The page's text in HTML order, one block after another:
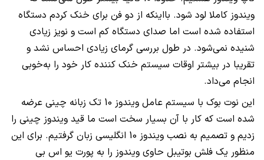
ویندوز کاملا لود شود. بااینکه از دو فن برای خنک کردم دستگاه
استفاده شده است اما صدای دستگاه کم است و نویز زیادی
شنیده نمی‌شود. در طول بررسی گرمای زیادی احساس نشد و
تقریبا در بیشتر اوقات سیستم خنک کننده کار خود را به‌خوبی
انجام می‌داد.
این نوت بوک با سیستم عامل ویندوز 10 تک زبانه چینی عرضه
شده است که کار با آن بسیار سخت است ما قید ویندوز چینی را
زدیم و تصمیم به نصب ویندوز 10 انگلیسی زبان گرفتیم. برای این
منظور یک فلش بوتیبل حاوی ویندوز را به پورت یو اس بی